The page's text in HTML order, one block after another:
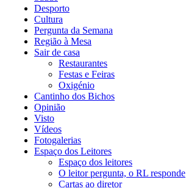
Desporto
Cultura
Pergunta da Semana
Região à Mesa
Sair de casa
Restaurantes
Festas e Feiras
Oxigénio
Cantinho dos Bichos
Opinião
Visto
Vídeos
Fotogalerias
Espaço dos Leitores
Espaço dos leitores
O leitor pergunta, o RL responde
Cartas ao diretor